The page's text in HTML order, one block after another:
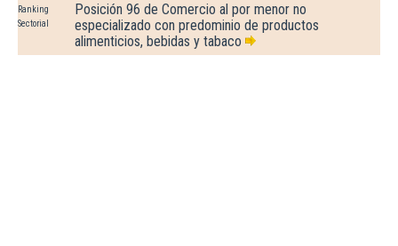
Ranking
Sectorial
Posición 96 de Comercio al por menor no
especializado con predominio de productos
alimenticios, bebidas y tabaco